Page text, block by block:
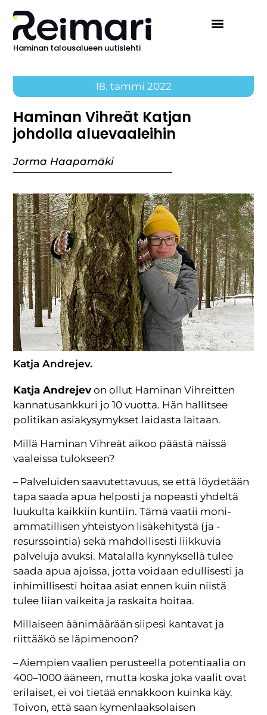
Haminan talousalueen uutislehti
18. tammi 2022
Haminan Vihreät Katjan
johdolla aluevaaleihin
Jorma Haapamäki
Katja Andrejev.
Katja Andrejev on ollut Haminan Vihreitten
kannatus­ankkuri jo 10 vuotta. Hän hallitsee
politikan asiakysymykset laidasta laitaan.
Millä Haminan Vihreät aikoo päästä näissä
vaaleissa tulokseen?
– Palveluiden saavutettavuus, se että löydetään
tapa saada apua helposti ja nopeasti yhdeltä
luukulta kaikkiin kuntiin. Tämä vaatii moni­
ammatillisen yhteistyön lisäkehitystä (ja -
resurssointia) sekä mahdollisesti liikkuvia
palveluja avuksi. Matalalla kynnyksellä tulee
saada apua ajoissa, jotta voidaan edullisesti ja
inhimillisesti hoitaa asiat ennen kuin niistä
tulee liian vaikeita ja raskaita hoitaa.
Millaiseen äänimäärään siipesi kantavat ja
riittääkö se läpimenoon?
– Aiempien vaalien perusteella potentiaalia on
400–1000 ääneen, mutta koska joka vaalit ovat
erilaiset, ei voi tietää ennakkoon kuinka käy.
Toivon, että saan kymenlaaksolaisen